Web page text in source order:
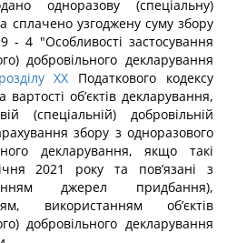
одноразову (спеціальну)
сплачено узгоджену суму збору
- 4 "Особливості застосування
добровільного декларування
розділу XX Податкового кодексу
об’єктів декларування,
(спеціальній) добровільній
збору з одноразового
декларування, якщо такі
2021 року та пов’язані з
джерел придбання),
використанням об’єктів
добровільного декларування